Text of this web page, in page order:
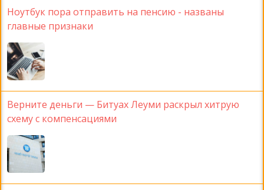
Ноутбук пора отправить на пенсию - названы
главные признаки
Верните деньги — Битуах Леуми раскрыл хитрую
схему с компенсациями